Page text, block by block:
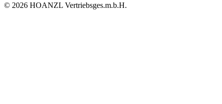
© 2026 HOANZL Vertriebsges.m.b.H.